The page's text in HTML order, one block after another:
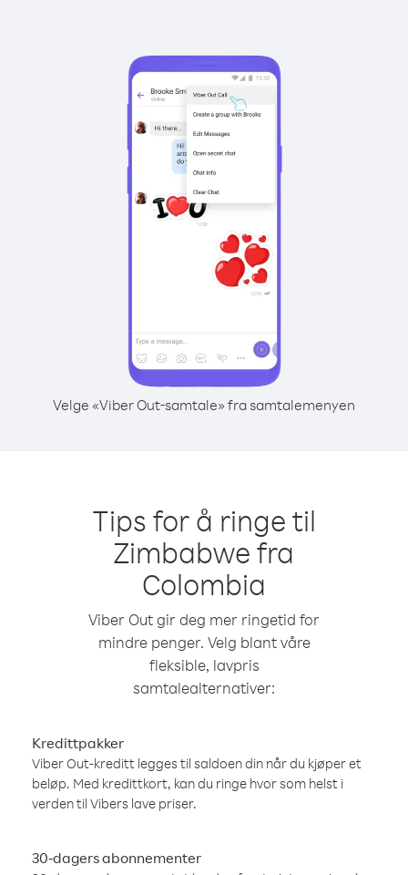
Velge «Viber Out-samtale» fra samtalemenyen
Tips for å ringe til
Zimbabwe fra
Colombia
Viber Out gir deg mer ringetid for
mindre penger. Velg blant våre
fleksible, lavpris
samtalealternativer:
Kredittpakker
Viber Out-kreditt legges til saldoen din når du kjøper et
beløp. Med kredittkort, kan du ringe hvor som helst i
verden til Vibers lave priser.
30-dagers abonnementer